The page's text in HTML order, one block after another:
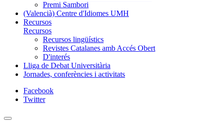
Premi Sambori
(Valencià) Centre d'Idiomes UMH
Recursos
Recursos
Recursos lingüístics
Revistes Catalanes amb Accés Obert
D'interés
Lliga de Debat Universitària
Jornades, conferències i activitats
Facebook
Twitter